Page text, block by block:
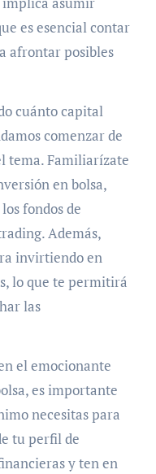
es esencial contar
afrontar posibles
cuánto capital
comenzar de
tema. Familiarízate
en bolsa,
fondos de
Además,
invirtiendo en
lo que te permitirá
las
el emocionante
es importante
necesitas para
tu perfil de
y ten en